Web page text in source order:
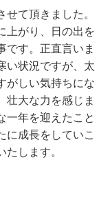
て頂きました。
上がり、日の出を
です。正直言いま
い状況ですが、太
がしい気持ちにな
壮大な力を感じま
一年を迎えたこと
に成長をしていこ
します。